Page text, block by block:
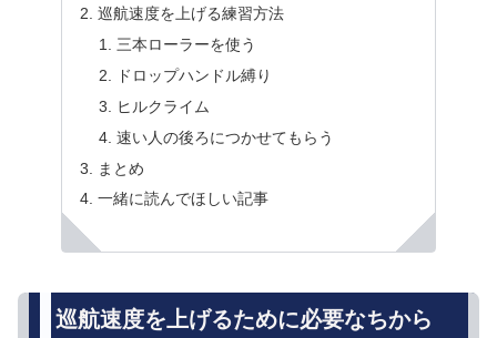
巡航速度を上げる練習方法
三本ローラーを使う
ドロップハンドル縛り
ヒルクライム
速い人の後ろにつかせてもらう
まとめ
一緒に読んでほしい記事
巡航速度を上げるために必要なちから